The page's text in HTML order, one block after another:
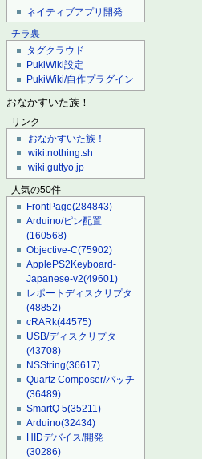
ネイティブアプリ開発
チラ裏
タグクラウド
PukiWiki設定
PukiWiki/自作プラグイン
おなかすいた族！
リンク
おなかすいた族！
wiki.nothing.sh
wiki.guttyo.jp
人気の50件
FrontPage(284843)
Arduino/ピン配置
(160568)
Objective-C(75902)
ApplePS2Keyboard-
Japanese-v2(49601)
レポートディスクリプタ
(48852)
cRARk(44575)
USB/ディスクリプタ
(43708)
NSString(36617)
Quartz Composer/パッチ
(36489)
SmartQ 5(35211)
Arduino(32434)
HIDデバイス/開発
(30286)